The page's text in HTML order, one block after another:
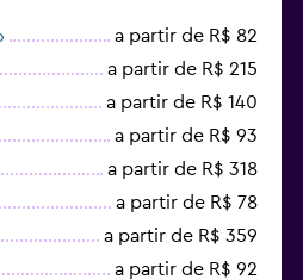
a partir de R$ 82
a partir de R$ 215
a partir de R$ 140
a partir de R$ 93
a partir de R$ 318
a partir de R$ 78
a partir de R$ 359
a partir de R$ 92